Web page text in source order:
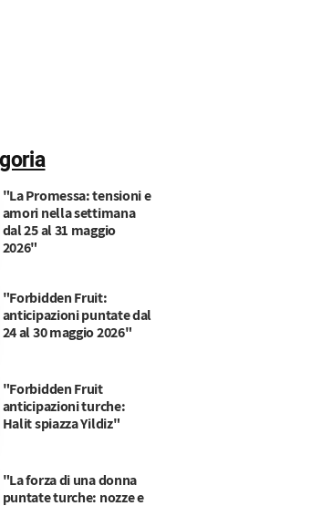
"La Promessa: tensioni e
amori nella settimana
dal 25 al 31 maggio
2026"
"Forbidden Fruit:
anticipazioni puntate dal
24 al 30 maggio 2026"
"Forbidden Fruit
anticipazioni turche:
Halit spiazza Yildiz"
"La forza di una donna
puntate turche: nozze e